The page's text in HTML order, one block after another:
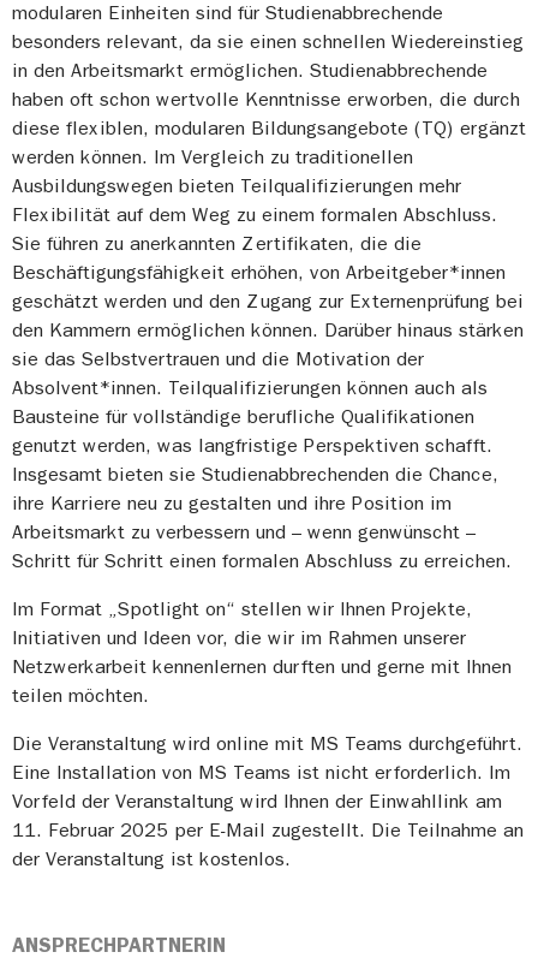
modularen Einheiten sind für Studienabbrechende
besonders relevant, da sie einen schnellen Wiedereinstieg
in den Arbeitsmarkt ermöglichen. Studienabbrechende
haben oft schon wertvolle Kenntnisse erworben, die durch
diese flexiblen, modularen Bildungsangebote (TQ) ergänzt
werden können. Im Vergleich zu traditionellen
Ausbildungswegen bieten Teilqualifizierungen mehr
Flexibilität auf dem Weg zu einem formalen Abschluss.
Sie führen zu anerkannten Zertifikaten, die die
Beschäftigungsfähigkeit erhöhen, von Arbeitgeber*innen
geschätzt werden und den Zugang zur Externenprüfung bei
den Kammern ermöglichen können. Darüber hinaus stärken
sie das Selbstvertrauen und die Motivation der
Absolvent*innen. Teilqualifizierungen können auch als
Bausteine für vollständige berufliche Qualifikationen
genutzt werden, was langfristige Perspektiven schafft.
Insgesamt bieten sie Studienabbrechenden die Chance,
ihre Karriere neu zu gestalten und ihre Position im
Arbeitsmarkt zu verbessern und – wenn genwünscht –
Schritt für Schritt einen formalen Abschluss zu erreichen.
Im Format „Spotlight on“ stellen wir Ihnen Projekte,
Initiativen und Ideen vor, die wir im Rahmen unserer
Netzwerkarbeit kennenlernen durften und gerne mit Ihnen
teilen möchten.
Die Veranstaltung wird online mit MS Teams durchgeführt.
Eine Installation von MS Teams ist nicht erforderlich. Im
Vorfeld der Veranstaltung wird Ihnen der Einwahllink am
11. Februar 2025 per E-Mail zugestellt. Die Teilnahme an
der Veranstaltung ist kostenlos.
ANSPRECHPARTNERIN